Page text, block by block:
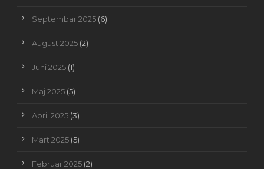
Septembar 2025 (6)
August 2025 (2)
Juni 2025 (1)
Maj 2025 (5)
April 2025 (3)
Mart 2025 (5)
Februar 2025 (2)